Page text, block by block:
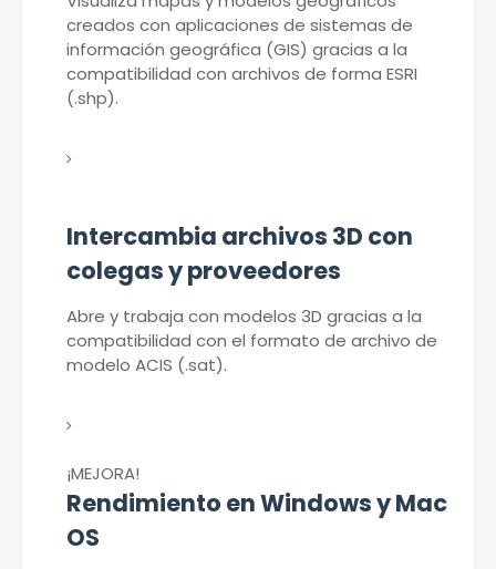
creados con aplicaciones de sistemas de
información geográfica (GIS) gracias a la
compatibilidad con archivos de forma ESRI
(.shp).
Intercambia archivos 3D con
colegas y proveedores
Abre y trabaja con modelos 3D gracias a la
compatibilidad con el formato de archivo de
modelo ACIS (.sat).
¡MEJORA!
Rendimiento en Windows y Mac
OS